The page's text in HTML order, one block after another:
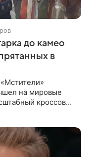
до камео
в
на мировые
кроссовер